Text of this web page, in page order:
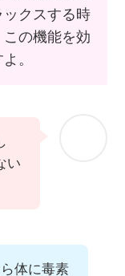
クスする時
の機能を効
。
い
体に毒素